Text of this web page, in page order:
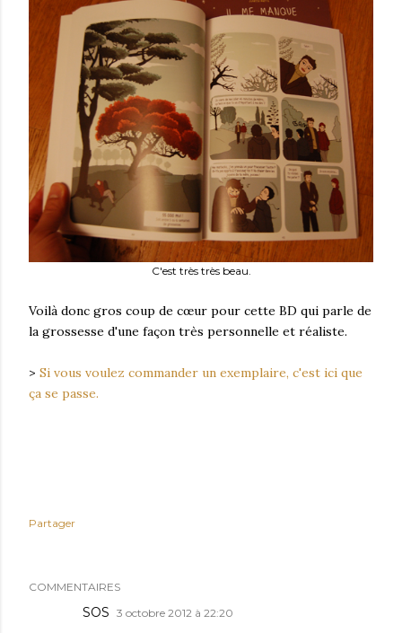
C'est très très beau.
Voilà donc gros coup de cœur pour cette BD qui parle de
la grossesse d'une façon très personnelle et réaliste.
> Si vous voulez commander un exemplaire, c'est ici que
ça se passe.
Partager
COMMENTAIRES
SOS 3 octobre 2012 à 22:20